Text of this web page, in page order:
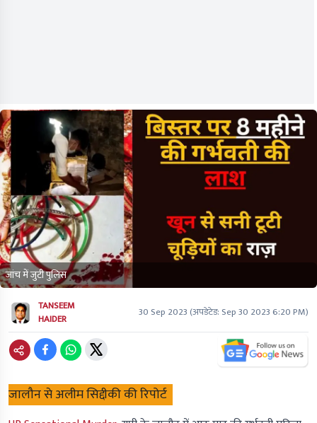
जांच में जुटी पुलिस
TANSEEM
HAIDER
30 Sep 2023(अपडेटेड: Sep 30 2023 6:20 PM)
जालौन से अलीम सिद्दीकी की रिपोर्ट